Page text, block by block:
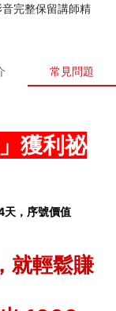
完整保留講師精
常見問題
獲利祕
天，序號價值
就輕鬆賺